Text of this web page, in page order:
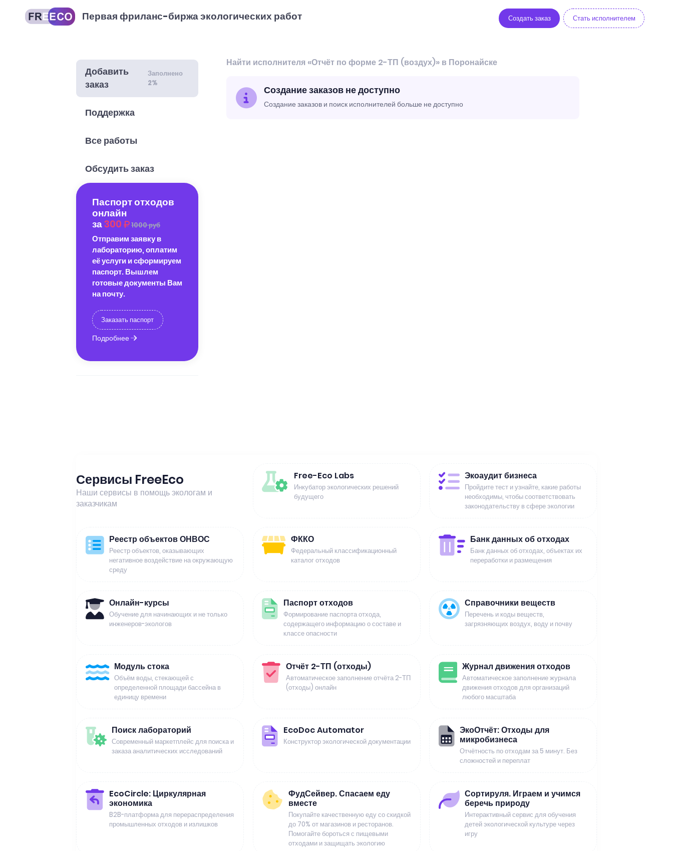
Первая фриланс-биржа экологических работ Создать заказ Стать исполнителем
Добавить
заказ
Заполнено
2%
Поддержка
Все работы
Обсудить заказ
Паспорт отходов
онлайн
за300 1000 руб
Отправим заявку в
лабораторию, оплатим
её услуги и сформируем
паспорт. Вышлем
готовые документы Вам
на почту.
Заказать паспорт
Подробнее
Найти исполнителя «Отчёт по форме 2-ТП (воздух)» в Поронайске
Создание заказов не доступно
Создание заказов и поиск исполнителей больше не доступно
Сервисы FreeEco
Наши сервисы в помощь экологам и
заказчикам
Free-Eco Labs
Инкубатор экологических решений
будущего
Экоаудит бизнеса
Пройдите тест и узнайте, какие работы
необходимы, чтобы соответствовать
законодательству в сфере экологии
Реестр объектов ОНВОС
Реестр объектов, оказывающих
негативное воздействие на окружающую
среду
ФККО
Федеральный классификационный
каталог отходов
Банк данных об отходах
Банк данных об отходах, объектах их
переработки и размещения
Онлайн-курсы
Обучение для начинающих и не только
инженеров-экологов
Паспорт отходов
Формирование паспорта отхода,
содержащего информацию о составе и
классе опасности
Справочники веществ
Перечень и коды веществ,
загрязняющих воздух, воду и почву
Модуль стока
Объём воды, стекающей с
определенной площади бассейна в
единицу времени
Отчёт 2-ТП (отходы)
Автоматическое заполнение отчёта 2-ТП
(отходы) онлайн
Журнал движения отходов
Автоматическое заполнение журнала
движения отходов для организаций
любого масштаба
Поиск лабораторий
Современный маркетплейс для поиска и
заказа аналитических исследований
EcoDoc Automator
Конструктор экологической документации
ЭкоОтчёт: Отходы для
микробизнеса
Отчётность по отходам за 5 минут. Без
сложностей и переплат
EcoCircle: Циркулярная
экономика
B2B-платформа для перераспределения
промышленных отходов и излишков
ФудСейвер. Спасаем еду
вместе
Покупайте качественную еду со скидкой
до 70% от магазинов и ресторанов.
Помогайте бороться с пищевыми
отходами и защищать экологию
Сортируля. Играем и учимся
беречь природу
Интерактивный сервис для обучения
детей экологической культуре через
игру